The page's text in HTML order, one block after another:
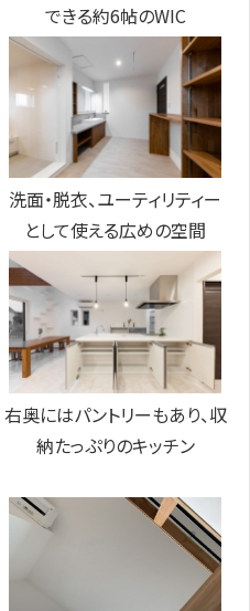
できる約6帖のWIC
洗面・脱衣、ユーティリティー
として使える広めの空間
右奥にはパントリーもあり、収
納たっぷりのキッチン